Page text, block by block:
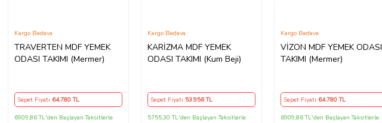
TRAVERTEN MDF YEMEK
ODASI TAKIMI (Mermer)
Kargo Bedava
Sepet Fiyatı 64.780TL
6909,86 TL'den Başlayan Taksitlerle
KARİZMA MDF YEMEK
ODASI TAKIMI (Kum Beji)
Kargo Bedava
Sepet Fiyatı 53.956TL
5755,30 TL'den Başlayan Taksitlerle
VİZON MDF YEMEK ODASI
TAKIMI (Mermer)
Kargo Bedava
Sepet Fiyatı 64.780TL
6909,86 TL'den Başlayan Taksitlerle